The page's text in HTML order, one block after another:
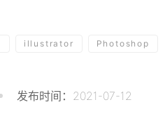
illustrator Photoshop
发布时间：2021-07-12